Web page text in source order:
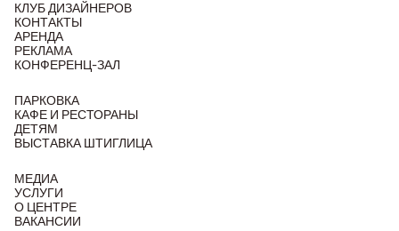
КЛУБ ДИЗАЙНЕРОВ
КОНТАКТЫ
АРЕНДА
РЕКЛАМА
КОНФЕРЕНЦ-ЗАЛ
ПАРКОВКА
КАФЕ И РЕСТОРАНЫ
ДЕТЯМ
ВЫСТАВКА ШТИГЛИЦА
МЕДИА
УСЛУГИ
О ЦЕНТРЕ
ВАКАНСИИ